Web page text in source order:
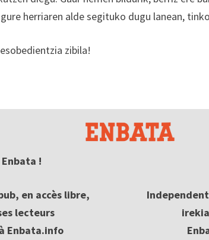
herriaren alde segituko dugu lanean,
zibila!
!
en accès libre,
lecteurs
Enbata.info